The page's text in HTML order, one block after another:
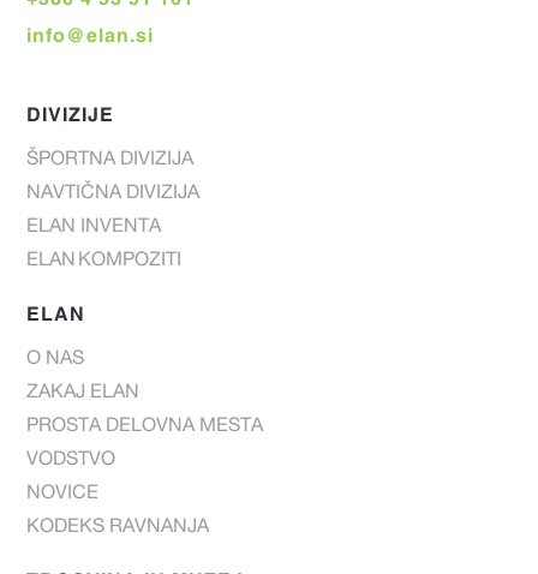
info@elan.si
DIVIZIJE
ŠPORTNA DIVIZIJA
NAVTIČNA DIVIZIJA
ELAN INVENTA
ELAN KOMPOZITI
ELAN
O NAS
ZAKAJ ELAN
PROSTA DELOVNA MESTA
VODSTVO
NOVICE
KODEKS RAVNANJA